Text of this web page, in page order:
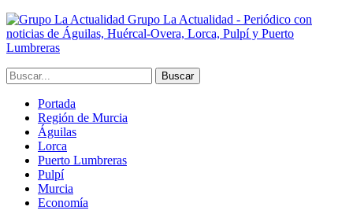
Grupo La Actualidad - Periódico con
noticias de Águilas, Huércal-Overa, Lorca, Pulpí y Puerto
Lumbreras
Portada
Región de Murcia
Águilas
Lorca
Puerto Lumbreras
Pulpí
Murcia
Economía